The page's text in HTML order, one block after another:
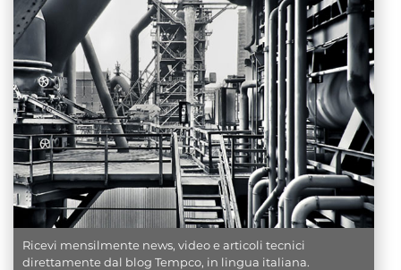
Ricevi mensilmente news, video e articoli tecnici
direttamente dal blog Tempco, in lingua italiana.